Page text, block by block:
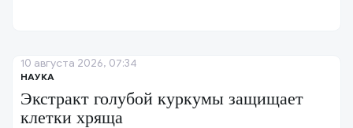
НАУКА
Экстракт голубой куркумы защищает
клетки хряща
10 августа 2026, 07:34